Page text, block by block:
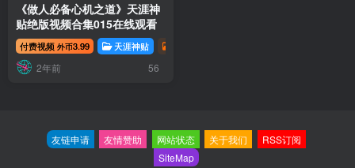
《做人必备心机之道》天涯神
贴绝版视频合集015在线观看
付费视频 外币3.99 天涯神贴
2年前 56
友链申请 友情赞助 网站状态 关于我们
RSS订阅
SiteMap